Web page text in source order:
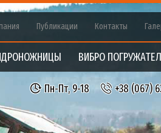
Публикации Контакты
ВИБРО
Пн-Пт, 9-18 +38 (067)